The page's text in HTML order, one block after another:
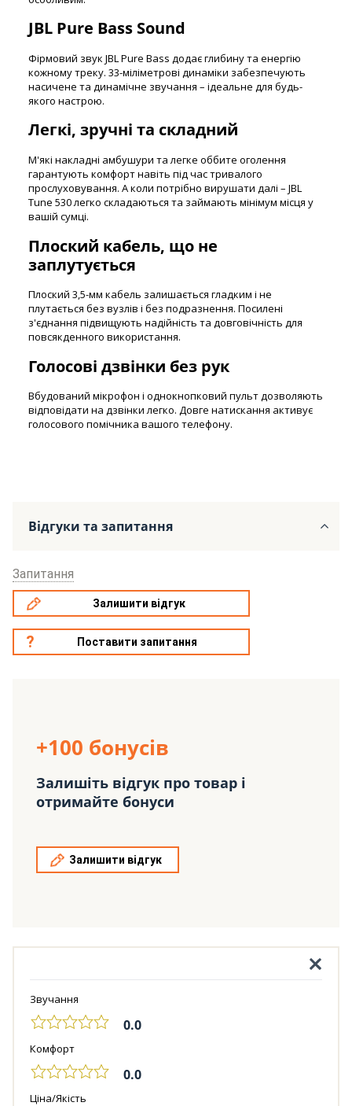
JBL Pure Bass Sound
Фірмовий звук JBL Pure Bass додає глибину та енергію
кожному треку. 33-міліметрові динаміки забезпечують
насичене та динамічне звучання – ідеальне для будь-
якого настрою.
Легкі, зручні та складний
М'які накладні амбушури та легке оббите оголення
гарантують комфорт навіть під час тривалого
прослуховування. А коли потрібно вирушати далі – JBL
Tune 530 легко складаються та займають мінімум місця у
вашій сумці.
Плоский кабель, що не
заплутується
Плоский 3,5-мм кабель залишається гладким і не
плутається без вузлів і без подразнення. Посилені
з'єднання підвищують надійність та довговічність для
повсякденного використання.
Голосові дзвінки без рук
Вбудований мікрофон і однокнопковий пульт дозволяють
відповідати на дзвінки легко. Довге натискання активує
голосового помічника вашого телефону.
Відгуки та запитання
Запитання
Залишити відгук
Поставити запитання
+100 бонусів
Залишіть відгук про товар і
отримайте бонуси
Залишити відгук
Звучання
0.0
Комфорт
0.0
Ціна/Якість